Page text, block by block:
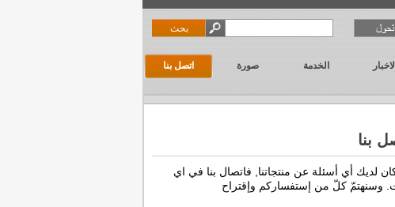
اتصل بنا صورة الخدمة الاخبار
بنا
كان لديك أي أسئلة عن منتجاتنا, فاتصال بنا في اي
وسنهتمّ كلّ من إستفساركم وإقتراح